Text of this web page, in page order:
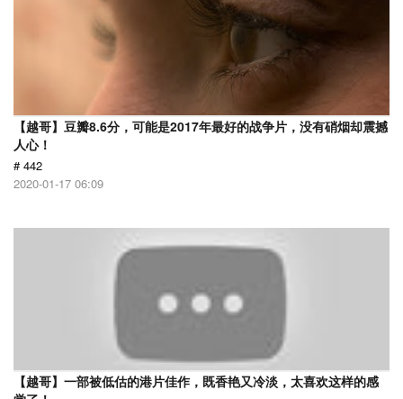
【越哥】豆瓣8.6分，可能是2017年最好的战争片，没有硝烟却震撼
人心！
# 442
2020-01-17 06:09
【越哥】一部被低估的港片佳作，既香艳又冷淡，太喜欢这样的感